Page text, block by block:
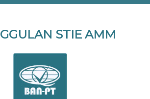
STIE AMM